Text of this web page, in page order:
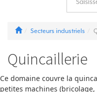
Secteurs industriels
Quincaillerie
Ce domaine couvre la
petites machines